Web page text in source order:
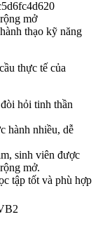
mở
thạo kỹ năng
thực tế của
hỏi tinh thần
hành nhiều, dễ
sinh viên được
mở.
tập tốt và phù hợp